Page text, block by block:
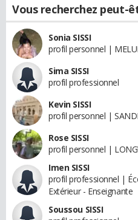
Vous recherchez peut-
Sonia SISSI
profil personnel |
Sima SISSI
profil professionnel
Kevin SISSI
profil personnel |
Rose SISSI
profil personnel |
Imen SISSI
profil professionnel |
Extérieur - Enseignante
Soussou SISSI